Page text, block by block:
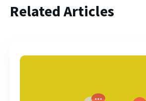
Related Articles